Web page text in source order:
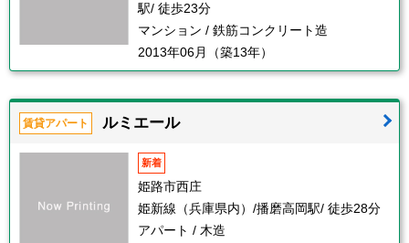
駅/ 徒歩23分
マンション / 鉄筋コンクリート造
2013年06月（築13年）
賃貸アパート ルミエール
新着
姫路市西庄
姫新線（兵庫県内）/播磨高岡駅/ 徒歩28分
アパート / 木造